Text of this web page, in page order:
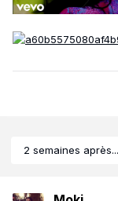
2 semaines après...